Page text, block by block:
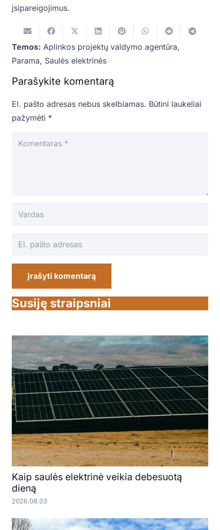
įsipareigojimus.
Temos: Aplinkos projektų valdymo agentūra,
Parama, Saulės elektrinės
Parašykite komentarą
El. pašto adresas nebus skelbiamas. Būtini laukeliai
pažymėti *
Įrašyti komentarą
Susiję straipsniai
Kaip saulės elektrinė veikia debesuotą
dieną
2026.08.03